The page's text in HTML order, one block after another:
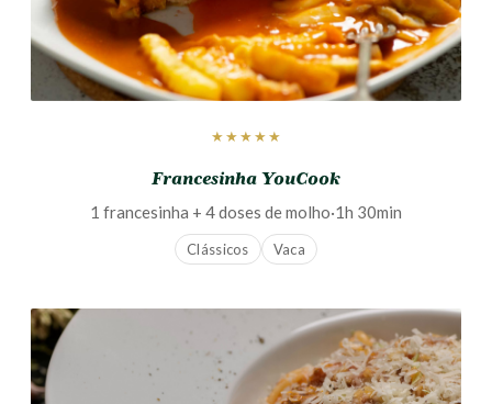
★★★★★
Francesinha YouCook
1 francesinha + 4 doses de molho·1h 30min
Clássicos Vaca